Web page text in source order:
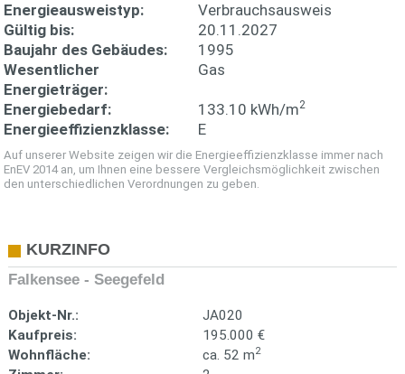
Energieausweistyp:
Verbrauchsausweis
Gültig bis:
20.11.2027
Baujahr des Gebäudes:
1995
Wesentlicher
Energieträger:
Gas
Energiebedarf: 133.10 kWh/m2
Energieeffizienzklasse: E
Auf unserer Website zeigen wir die Energieeffizienzklasse immer nach
EnEV 2014 an, um Ihnen eine bessere Vergleichsmöglichkeit zwischen
den unterschiedlichen Verordnungen zu geben.
KURZINFO
Falkensee - Seegefeld
Objekt-Nr.:
JA020
Kaufpreis:
195.000 €
Wohnfläche:
ca. 52 m2